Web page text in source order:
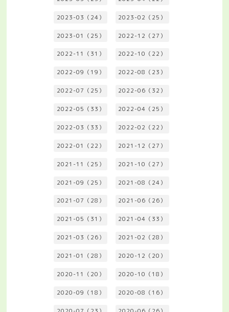
2023-03（24） 2023-02（25）
2023-01（25） 2022-12（27）
2022-11（31） 2022-10（22）
2022-09（19） 2022-08（23）
2022-07（25） 2022-06（32）
2022-05（33） 2022-04（25）
2022-03（33） 2022-02（22）
2022-01（22） 2021-12（27）
2021-11（25） 2021-10（27）
2021-09（25） 2021-08（24）
2021-07（28） 2021-06（26）
2021-05（31） 2021-04（33）
2021-03（26） 2021-02（28）
2021-01（28） 2020-12（20）
2020-11（20） 2020-10（18）
2020-09（18） 2020-08（16）